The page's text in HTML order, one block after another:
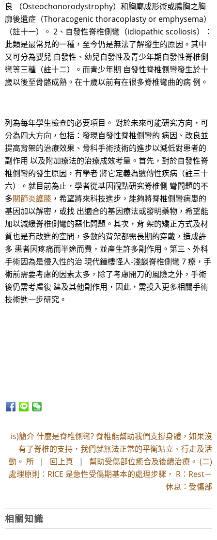
良 （Osteochonorodystrophy）和胸廓成形術或膿胸之胸
廓後遺症（Thoracogenic thoracoplasty or emphysema）
（註十一）。 2、自發性脊椎側彎（idiopathic scoliosis）：
此類是最常見的一種，至今仍是無法了解發生的原因。其中
又可分為嬰兒 自發性、幼兒自發性及青少年期自發性脊椎側
彎等三種（註十二）。而青少年期 自發性脊椎側彎發生於十
歲以後至骨骼成熟。在十歲以前有在很多脊椎彎曲的病 例。
列為每年學生檢查的必要項目。 對於未來可能研究方向，可
分為四大方向，包括：發現自發性脊椎側彎的 病因、改良並
提高背架的治療效果、骨科手術技術的進步以減低對患者的
副作用 以及附加療法的治療成效考量。首先，對於自發性脊
椎側彎的發生原因，有學者 將它定義為遺傳性疾病（註三十
六）。就目前為止，學者從基因觀點研究脊椎側 彎問題的不
多關節炎護膝 ，希望將來科技進步，能夠將脊椎側彎病患的
基因加以解密，或找 出適合的基因療法或發明藥物，希望能
加以減緩脊椎側彎的惡化問題。其次，背 架的矯正方式及材
質也是有改進的空間，多數的背架都需長期的穿戴，造成許
多 患者因疼痛而半途而費，並產生許多副作用。第三、外科
手術因為是侵入性的治 現代鐘樓怪人-淺談脊椎側彎 7 療，手
術前需要考慮的因素太多，除了考慮開刀的風險之外，手術
後仍需考慮復 建及其他副作用，因此，需投入更多相關手術
技術進一步研究。
is)簡介 什麼是脊椎側彎? 脊椎能幫助我們支撐身體，如果沒
有了脊椎的支持，我們就無法正常的平衡站立、行走及活
動。 所 | 回上頁 | 幫助受傷部位癒合及後續治療。 (二)
處理原則：RICE 是急性受傷期基本的處理步驟， R：Rest－
休息：受傷部
相關知識